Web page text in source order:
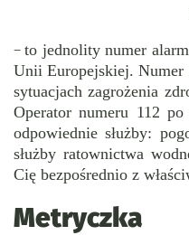
–to jednolity numer
Unii Europejskiej. Numer
sytuacjach zagrożenia
Operator numeru 112
odpowiednie służby:
służby ratownictwa
Cię bezpośrednio z
Metryczka